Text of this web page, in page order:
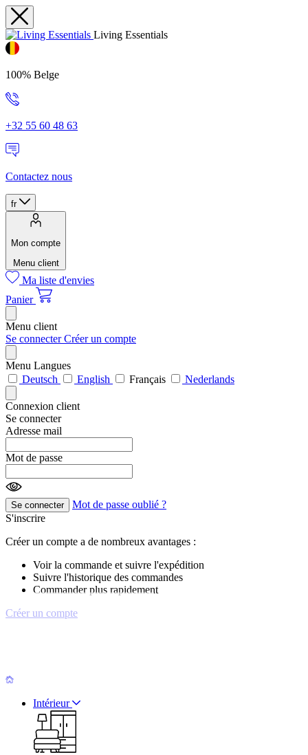
Living Essentials
100% Belge
+32 55 60 48 63
Contactez nous
fr
Mon compte
Menu client
Ma liste d'envies
Panier
Menu client
Se connecterCréer un compte
Menu Langues
Deutsch
English Français Nederlands
Connexion client
Se connecter
Adresse mail
Mot de passe
Se connecter
Mot de passe oublié ?
S'inscrire
Créer un compte a de nombreux avantages :
Voir la commande et suivre l'expédition
Suivre l'historique des commandes
Commander plus rapidement
Créer un compte
Intérieur